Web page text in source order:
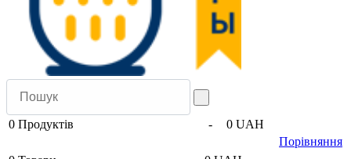
0 Продуктів -
0 UAH
Порівняння